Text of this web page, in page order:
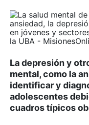
La depresión y
mental, como la
identificar y
adolescentes
cuadros típicos